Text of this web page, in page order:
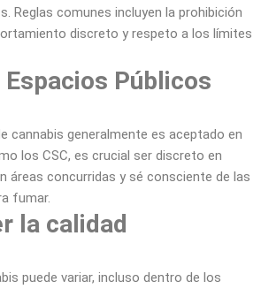
Reglas comunes incluyen la prohibición
discreto y respeto a los límites
Espacios Públicos
cannabis generalmente es aceptado en
los CSC, es crucial ser discreto en
áreas concurridas y sé consciente de las
fumar.
la calidad
puede variar, incluso dentro de los